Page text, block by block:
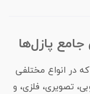
جامع پازل‌ها
در انواع مختلفی
تصویری، فلزی، و